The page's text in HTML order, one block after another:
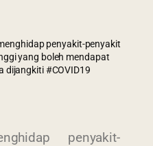
penyakit-penyakit
yang boleh mendapat
dijangkiti #COVID19
penyakit-